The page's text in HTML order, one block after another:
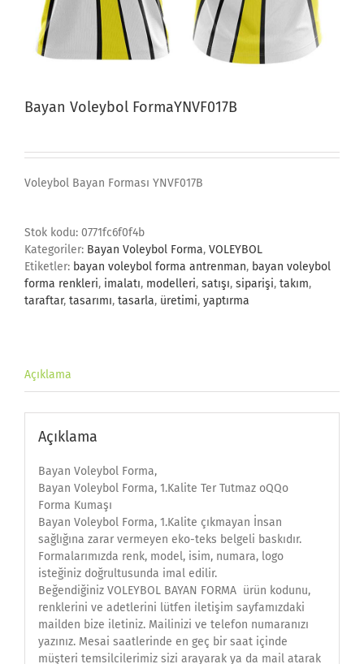
Bayan Voleybol FormaYNVF017B
Voleybol Bayan Forması YNVF017B
Stok kodu: 0771fc6f0f4b
Kategoriler: Bayan Voleybol Forma, VOLEYBOL
Etiketler: bayan voleybol forma antrenman, bayan voleybol
forma renkleri, imalatı, modelleri, satışı, siparişi, takım,
taraftar, tasarımı, tasarla, üretimi, yaptırma
Açıklama
Açıklama
Bayan Voleybol Forma,
Bayan Voleybol Forma, 1.Kalite Ter Tutmaz oQQo
Forma Kumaşı
Bayan Voleybol Forma, 1.Kalite çıkmayan İnsan
sağlığına zarar vermeyen eko-teks belgeli baskıdır.
Formalarımızda renk, model, isim, numara, logo
isteğiniz doğrultusunda imal edilir.
Beğendiğiniz VOLEYBOL BAYAN FORMA ürün kodunu,
renklerini ve adetlerini lütfen iletişim sayfamızdaki
mailden bize iletiniz. Mailinizi ve telefon numaranızı
yazınız. Mesai saatlerinde en geç bir saat içinde
müşteri temsilcilerimiz sizi arayarak ya da mail atarak